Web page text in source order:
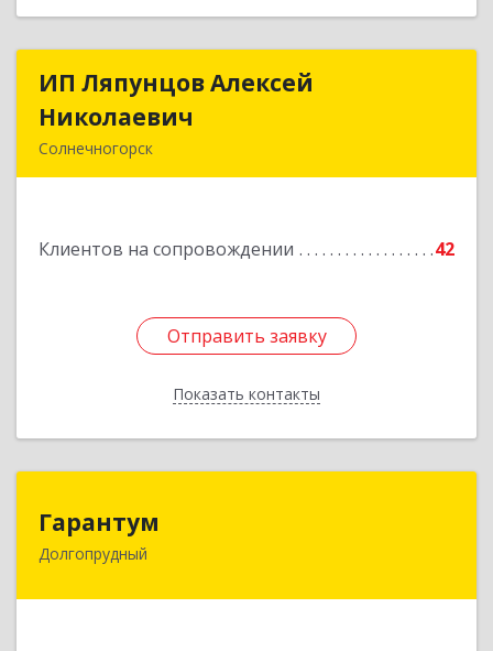
ИП Ляпунцов Алексей
Николаевич
Солнечногорск
Клиентов на сопровождении 42
Отправить заявку
Показать контакты
ИП Ляпунцов Алексей
Отправить заявку
Назад
Гарантум
Долгопрудный141707, Московская обл, Долгопрудный г,